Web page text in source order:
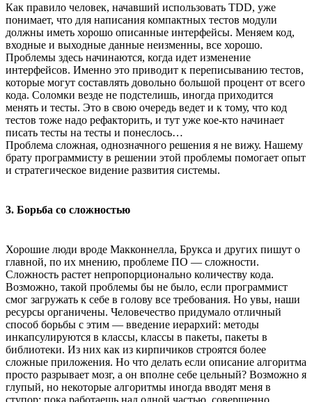
Как правило человек, начавший использовать TDD, уже
понимает, что для написания компактных тестов модули
должны иметь хорошо описанные интерфейсы. Меняем код,
входные и выходные данные неизменны, все хорошо.
Проблемы здесь начинаются, когда идет изменение
интерфейсов. Именно это приводит к переписыванию тестов,
которые могут составлять довольно большой процент от всего
кода. Соломки везде не подстелишь, иногда приходится
менять и тесты. Это в свою очередь ведет и к тому, что код
тестов тоже надо рефакторить, и тут уже кое-кто начинает
писать тесты на тесты и понеслось…
Проблема сложная, однозначного решения я не вижу. Нашему
брату программисту в решении этой проблемы помогает опыт
и стратегическое видение развития системы.
3. Борьба со сложностью
Хорошие люди вроде Макконнелла, Брукса и других пишут о
главной, по их мнению, проблеме ПО — сложности.
Сложность растет непропорционально количеству кода.
Возможно, такой проблемы бы не было, если программист
смог загружать к себе в голову все требования. Но увы, наши
ресурсы органичены. Человечество придумало отличный
способ борьбы с этим — введение иерархий: методы
инкапсулируются в классы, классы в пакеты, пакеты в
библиотеки. Из них как из кирпичиков строятся более
сложные приложения. Но что делать если описание алгоритма
просто разрывает мозг, а он вполне себе цельный? Возможно я
глупый, но некоторые алгоритмы иногда вводят меня в